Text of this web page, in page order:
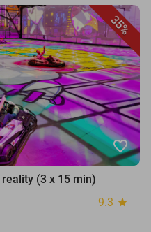
35%
favorite_border
(3 x 15 min)
9.3 star